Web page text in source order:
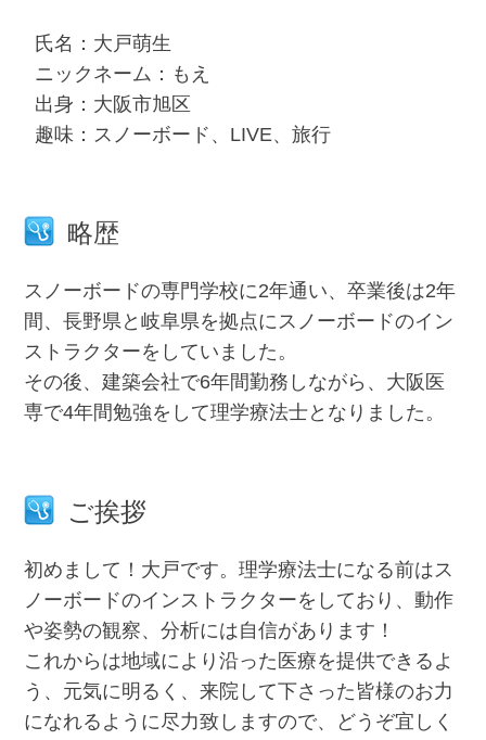
氏名：大戸萌生
ニックネーム：もえ
出身：大阪市旭区
趣味：スノーボード、LIVE、旅行
略歴
スノーボードの専門学校に2年通い、卒業後は2年
間、長野県と岐阜県を拠点にスノーボードのイン
ストラクターをしていました。
その後、建築会社で6年間勤務しながら、大阪医
専で4年間勉強をして理学療法士となりました。
ご挨拶
初めまして！大戸です。理学療法士になる前はス
ノーボードのインストラクターをしており、動作
や姿勢の観察、分析には自信があります！
これからは地域により沿った医療を提供できるよ
う、元気に明るく、来院して下さった皆様のお力
になれるように尽力致しますので、どうぞ宜しく